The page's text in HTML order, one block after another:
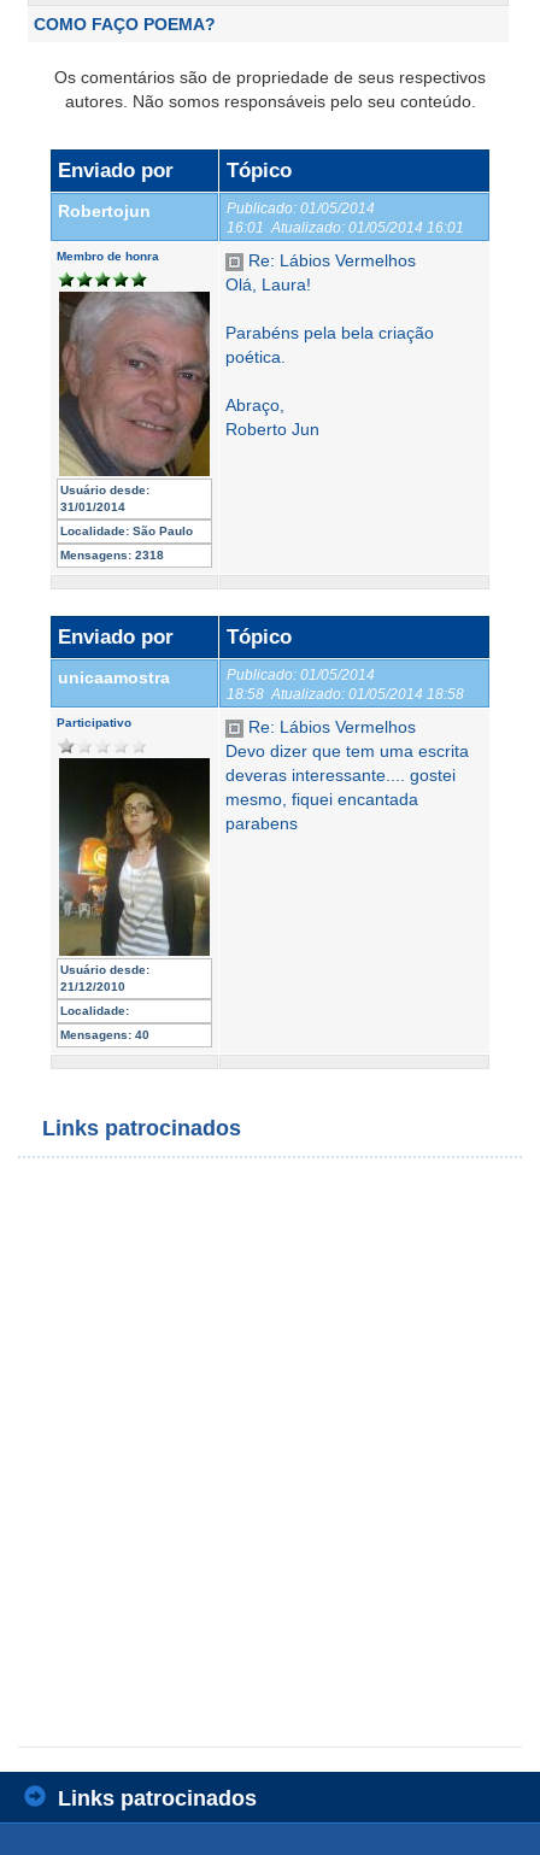
COMO FAÇO POEMA?
Os comentários são de propriedade de seus respectivos
autores. Não somos responsáveis pelo seu conteúdo.
Enviado por Tópico
Robertojun Publicado: 01/05/2014
16:01 Atualizado: 01/05/2014 16:01
Membro de honra
Usuário desde:
31/01/2014
Localidade: São Paulo
Mensagens: 2318
Re: Lábios Vermelhos
Olá, Laura!
Parabéns pela bela criação
poética.
Abraço,
Roberto Jun
Enviado por Tópico
unicaamostra Publicado: 01/05/2014
18:58 Atualizado: 01/05/2014 18:58
Participativo
Usuário desde:
21/12/2010
Localidade:
Mensagens: 40
Re: Lábios Vermelhos
Devo dizer que tem uma escrita
deveras interessante.... gostei
mesmo, fiquei encantada
parabens
Links patrocinados
Links patrocinados